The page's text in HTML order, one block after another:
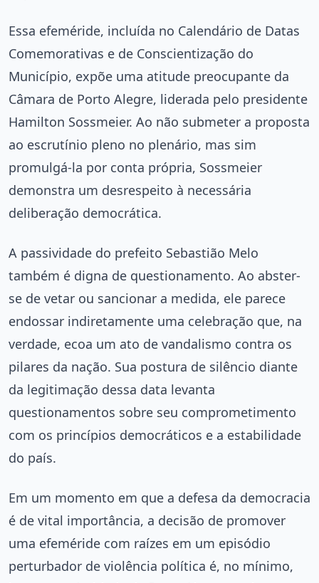
Essa efeméride, incluída no Calendário de Datas
Comemorativas e de Conscientização do
Município, expõe uma atitude preocupante da
Câmara de Porto Alegre, liderada pelo presidente
Hamilton Sossmeier. Ao não submeter a proposta
ao escrutínio pleno no plenário, mas sim
promulgá-la por conta própria, Sossmeier
demonstra um desrespeito à necessária
deliberação democrática.
A passividade do prefeito Sebastião Melo
também é digna de questionamento. Ao abster-
se de vetar ou sancionar a medida, ele parece
endossar indiretamente uma celebração que, na
verdade, ecoa um ato de vandalismo contra os
pilares da nação. Sua postura de silêncio diante
da legitimação dessa data levanta
questionamentos sobre seu comprometimento
com os princípios democráticos e a estabilidade
do país.
Em um momento em que a defesa da democracia
é de vital importância, a decisão de promover
uma efeméride com raízes em um episódio
perturbador de violência política é, no mínimo,